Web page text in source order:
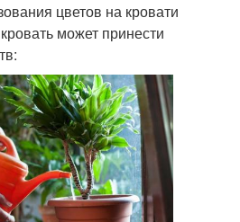
цветов на кровати
может принести